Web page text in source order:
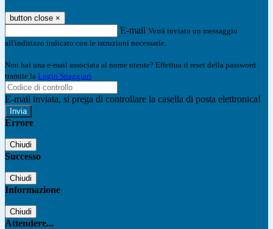
button close ×
E-mail Verrà inviato un messaggio
all'indirizzo indicato con le istruzioni necessarie.
Non hai una e-mail associata al nome utente? Effettua il reset della password
tramite la Login Spaggiari
E-mail inviata, si prega di controllare la casella di posta elettronica!
Errore
Chiudi
Successo
Chiudi
Informazione
Chiudi
Attendere...